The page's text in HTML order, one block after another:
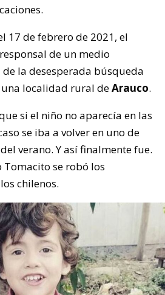
17 de febrero de 2021, el
de un medio
la desesperada búsqueda
una localidad rural deArauco.
si el niño no aparecía en las
se iba a volver en uno de
verano. Y así finalmente fue.
Tomacito se robó los
chilenos.